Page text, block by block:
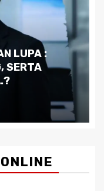
Krisis:
dan